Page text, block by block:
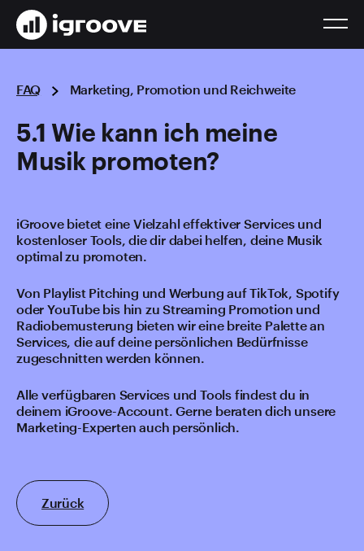
FAQ Marketing, Promotion und Reichweite
5.1 Wie kann ich meine
Musik promoten?
iGroove bietet eine Vielzahl effektiver Services und
kostenloser Tools, die dir dabei helfen, deine Musik
optimal zu promoten.
Von Playlist Pitching und Werbung auf TikTok, Spotify
oder YouTube bis hin zu Streaming Promotion und
Radiobemusterung bieten wir eine breite Palette an
Services, die auf deine persönlichen Bedürfnisse
zugeschnitten werden können.
Alle verfügbaren Services und Tools findest du in
deinem iGroove-Account. Gerne beraten dich unsere
Marketing-Experten auch persönlich.
Zurück